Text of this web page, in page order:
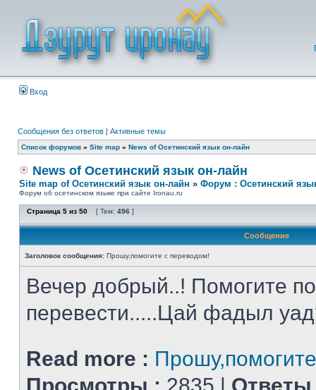
Вход
Сообщения без ответов | Активные темы
Список форумов » Site map » News of Осетинский язык он-лайн
News of Осетинский язык он-лайн
Site map of Осетинский язык он-лайн » Форум : Осетинский
Форум об осетинском языке при сайте Ironau.ru
Страница 5 из 50 [ Тем: 496 ]
Сообщение
Заголовок сообщения: Прошу,помогите с переводом!
Вечер добрый..! Помогите
перевести.....Цай фадыл
Read more :